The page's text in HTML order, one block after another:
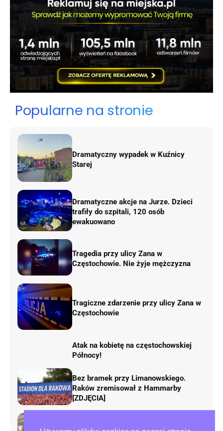
Popularne na stronie
Dramatyczny wypadek w Kuźnicy
Starej
Dramatyczne akcje na Jurze. Dzieci
trafiły do szpitali, 120 osób
ewakuowano
Tragedia przy ulicy Zana w
Częstochowie. Nie żyje mężczyzna
Tragiczne zdarzenie przy ulicy Zana w
Częstochowie
Atak na kobietę na częstochowskiej
Północy!
Bez bramek przy Limanowskiego.
Raków zremisował z Hammarby
[ZDJĘCIA]
48-latka zatrzymana po ataku na